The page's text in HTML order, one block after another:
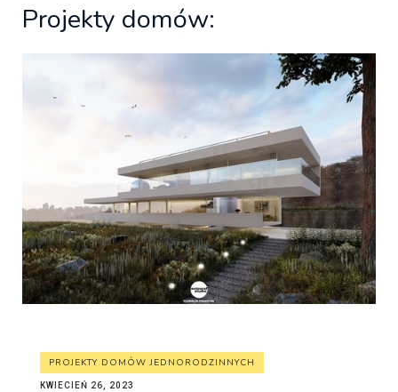
Projekty domów:
PROJEKTY DOMÓW JEDNORODZINNYCH
KWIECIEŃ 26, 2023